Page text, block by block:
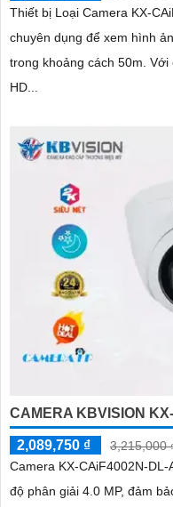
Thiết bị Loại Camera KX-
chuyên dụng để xem hình
trong khoảng cách 50m. Với công nghệ hình ảnh sắc nét Full
HD...
CAMERA KBVISION
2,089,750 ₫
3,215,000
Camera KX-CAiF4002N-
độ phân giải 4.0 MP, đảm